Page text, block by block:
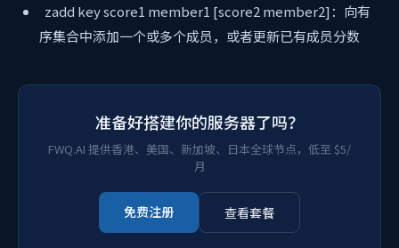
zadd key score1 member1 [score2 member2]：向有
序集合中添加一个或多个成员，或者更新已有成员分数
准备好搭建你的服务器了吗？
FWQ.AI 提供香港、美国、新加坡、日本全球节点，低至 $5/
月
免费注册 查看套餐